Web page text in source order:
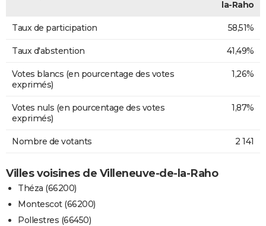
la-Raho
Taux de participation 58,51%
Taux d'abstention 41,49%
Votes blancs (en pourcentage des votes
exprimés)
1,26%
Votes nuls (en pourcentage des votes
exprimés)
1,87%
Nombre de votants 2 141
Villes voisines de Villeneuve-de-la-Raho
Théza (66200)
Montescot (66200)
Pollestres (66450)